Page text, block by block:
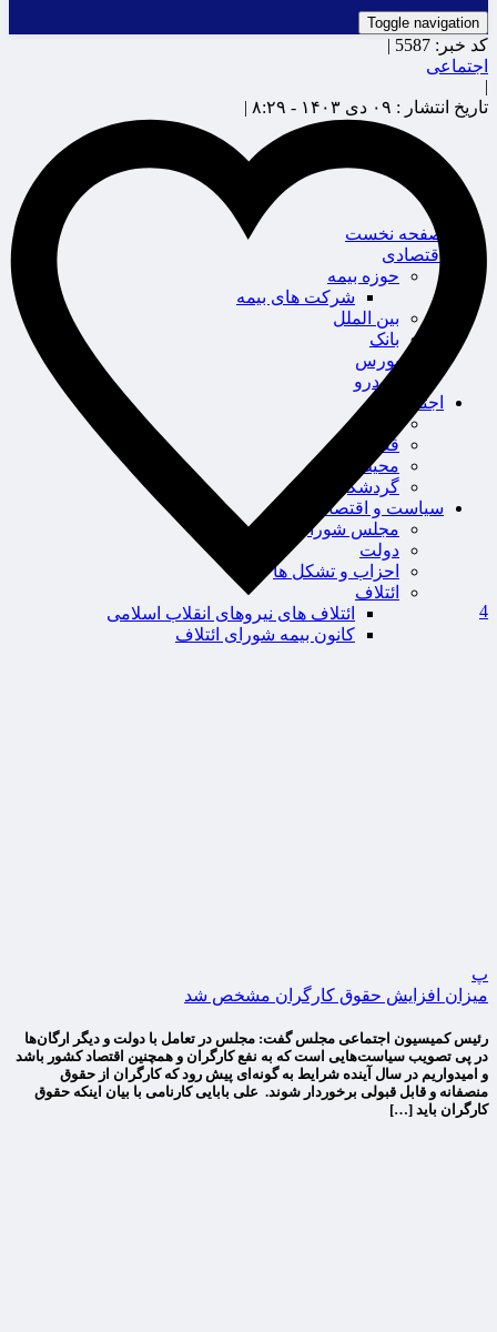
Toggle navigation
صفحه نخست
اقتصادی
حوزه بیمه
شرکت های بیمه
بین الملل
بانک
بورس
خودرو
اجتماعی
سلامت
قضایی
محیط زیست
گردشگری
سیاست و اقتصاد
مجلس شورای اسلامی
دولت
احزاب و تشکل ها
ائتلاف
ائتلاف های نیروهای انقلاب اسلامی
کانون بیمه شورای ائتلاف
کد خبر: 5587 |
اجتماعی
|
تاریخ انتشار : ۰۹ دی ۱۴۰۳ - ۸:۲۹ |
4
پ
میزان افزایش حقوق کارگران مشخص شد
رئیس کمیسیون اجتماعی مجلس گفت: مجلس در تعامل با دولت و دیگر ارگان‌ها
در پی تصویب سیاست‌هایی است که به نفع کارگران و همچنین اقتصاد کشور باشد
و امیدواریم در سال آینده شرایط به گونه‌ای پیش رود که کارگران از حقوق
منصفانه و قابل قبولی برخوردار شوند. علی بابایی کارنامی با بیان اینکه حقوق
کارگران باید […]